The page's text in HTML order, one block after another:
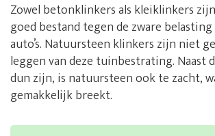
Zowel betonklinkers als kleiklinkers
goed bestand tegen de zware
auto’s. Natuursteen klinkers zijn niet
leggen van deze tuinbestrating. Naast
dun zijn, is natuursteen ook te zacht,
gemakkelijk breekt.